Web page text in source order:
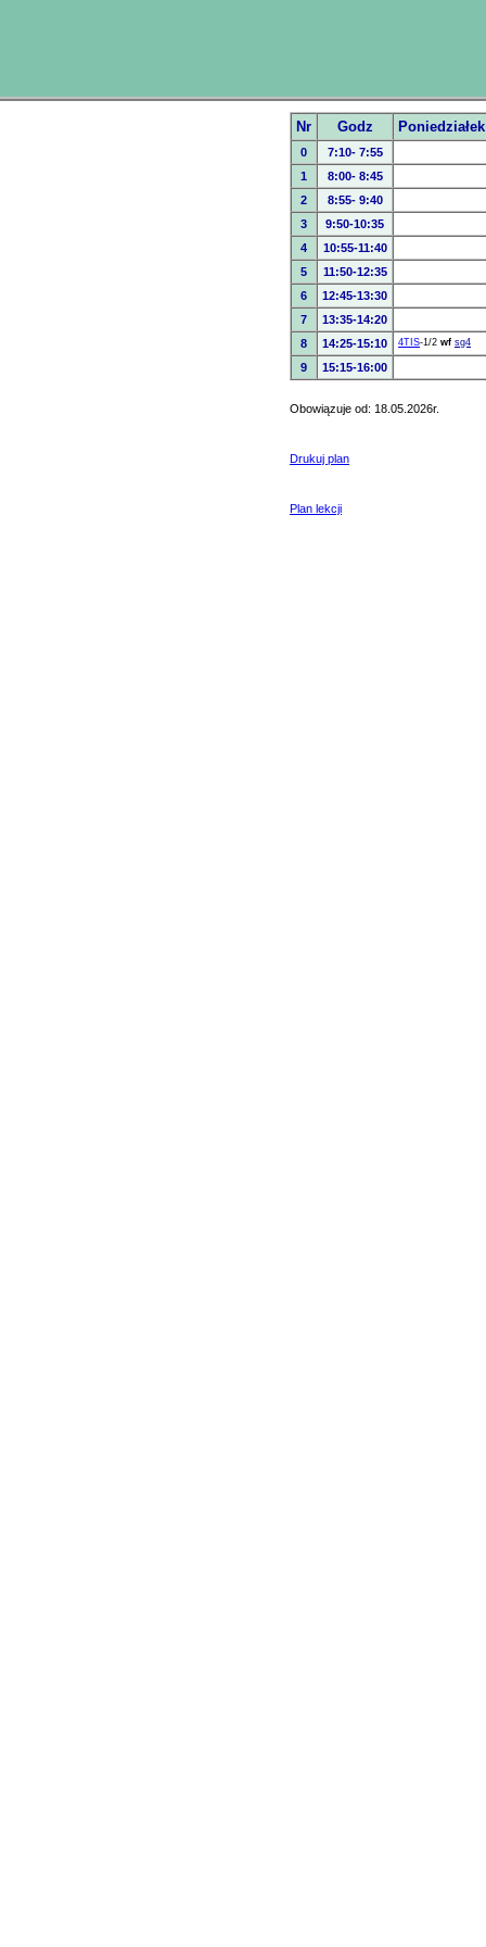
Nr Godz Poniedziałek
0
7:10- 7:55
1
8:00- 8:45
2
8:55- 9:40
3
9:50-10:35
4
10:55-11:40
5
11:50-12:35
6
12:45-13:30
7
13:35-14:20
8
14:25-15:10 4TIS-1/2 wf sg4
9 15:15-16:00
Obowiązuje od: 18.05.2026r.
Drukuj plan
Plan lekcji